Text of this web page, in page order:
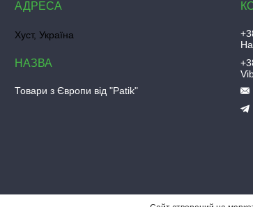
Хуст, Україна
Товари з Європи від "Patik"